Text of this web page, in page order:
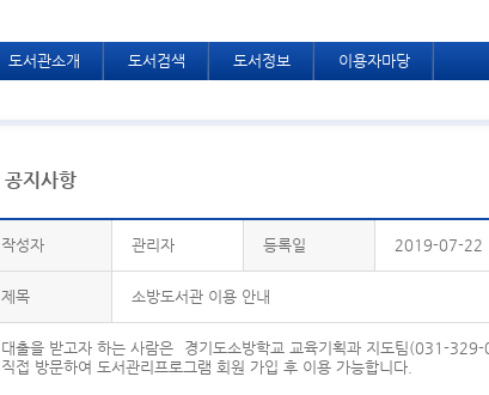
도서관소개 도서검색 도서정보 이용자마당
공지사항
작성자 관리자 등록일 2019-07-22
제목 소방도서관 이용 안내
대출을 받고자 하는 사람은 경기도소방학교 교육기획과 지도팀(031-
직접 방문하여 도서관리프로그램 회원 가입 후 이용 가능합니다.